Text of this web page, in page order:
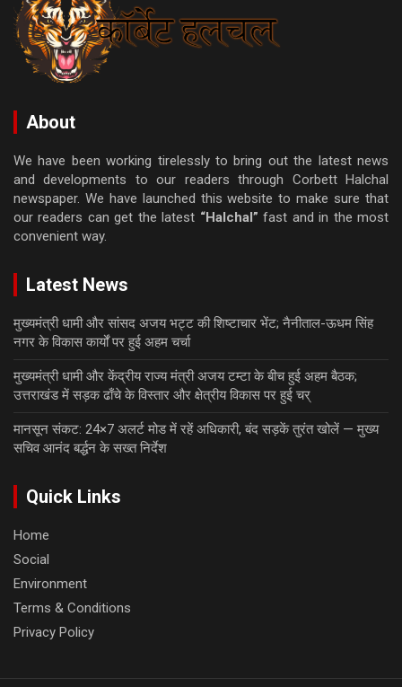
About
We have been working tirelessly to bring out the latest news
and developments to our readers through Corbett Halchal
newspaper. We have launched this website to make sure that
our readers can get the latest “Halchal” fast and in the most
convenient way.
Latest News
मुख्यमंत्री धामी और सांसद अजय भट्ट की शिष्टाचार भेंट; नैनीताल-ऊधम सिंह
नगर के विकास कार्यों पर हुई अहम चर्चा
मुख्यमंत्री धामी और केंद्रीय राज्य मंत्री अजय टम्टा के बीच हुई अहम बैठक;
उत्तराखंड में सड़क ढाँचे के विस्तार और क्षेत्रीय विकास पर हुई चर्
मानसून संकट: 24×7 अलर्ट मोड में रहें अधिकारी, बंद सड़कें तुरंत खोलें — मुख्य
सचिव आनंद बर्द्धन के सख्त निर्देश
Quick Links
Home
Social
Environment
Terms & Conditions
Privacy Policy